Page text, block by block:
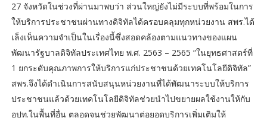
27 จังหวัดในช่วงที่ผ่านมาพบว่า ส่วนใหญ่ยังไม่มีระบบที่พร้อมในการ
ให้บริการประชาชนผ่านทางดิจิทัลได้ครอบคลุมทุกหน่วยงาน สพร.ได้
เล็งเห็นความจำเป็นในเรื่องนี้ซึ่งสอดคล้องตามแนวทางของแผน
พัฒนารัฐบาลดิจิทัลประเทศไทย พ.ศ. 2563 – 2565 “ในยุทธศาสตร์ที่
1 ยกระดับคุณภาพการให้บริการแก่ประชาชนด้วยเทคโนโลยีดิจิทัล”
สพร.จึงได้ดำเนินการสนับสนุนหน่วยงานที่ได้พัฒนาระบบให้บริการ
ประชาชนแล้วด้วยเทคโนโลยีดิจิทัลช่วยนำไปขยายผลใช้งานให้กับ
อปท.ในพื้นที่อื่น ตลอดจนช่วยพัฒนาต่อยอดบริการเพิ่มเติมให้